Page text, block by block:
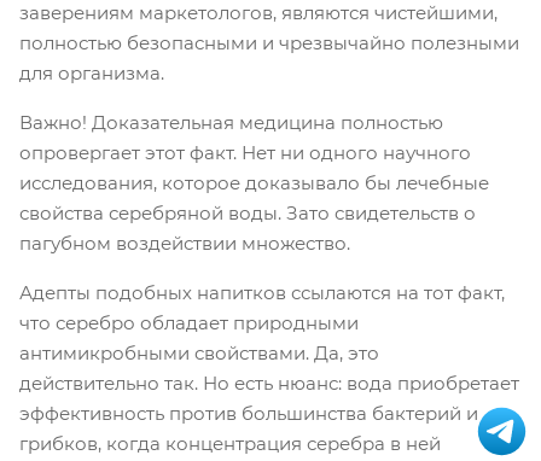
заверениям маркетологов, являются чистейшими,
полностью безопасными и чрезвычайно полезными
для организма.
Важно! Доказательная медицина полностью
опровергает этот факт. Нет ни одного научного
исследования, которое доказывало бы лечебные
свойства серебряной воды. Зато свидетельств о
пагубном воздействии множество.
Адепты подобных напитков ссылаются на тот факт,
что серебро обладает природными
антимикробными свойствами. Да, это
действительно так. Но есть нюанс: вода приобретает
эффективность против большинства бактерий и
грибков, когда концентрация серебра в ней